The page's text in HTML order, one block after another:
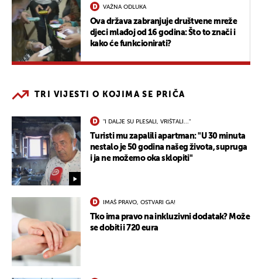
VAŽNA ODLUKA
Ova država zabranjuje društvene mreže
djeci mlađoj od 16 godina: Što to znači i
kako će funkcionirati?
TRI VIJESTI O KOJIMA SE PRIČA
"I DALJE SU PLESALI, VRIŠTALI..."
Turisti mu zapalili apartman: "U 30 minuta
nestalo je 50 godina našeg života, supruga
i ja ne možemo oka sklopiti"
IMAŠ PRAVO, OSTVARI GA!
Tko ima pravo na inkluzivni dodatak? Može
se dobiti i 720 eura